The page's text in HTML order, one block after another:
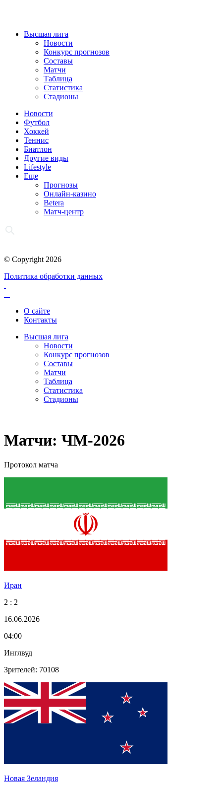
Высшая лига
Новости
Конкурс прогнозов
Составы
Матчи
Таблица
Статистика
Стадионы
Новости
Футбол
Хоккей
Теннис
Биатлон
Другие виды
Lifestyle
Еще
Прогнозы
Онлайн-казино
Betera
Матч-центр
© Copyright 2026
Политика обработки данных
О сайте
Контакты
Высшая лига
Новости
Конкурс прогнозов
Составы
Матчи
Таблица
Статистика
Стадионы
Матчи: ЧМ-2026
Протокол матча
Иран
2 : 2
16.06.2026
04:00
Инглвуд
Зрителей: 70108
Новая Зеландия